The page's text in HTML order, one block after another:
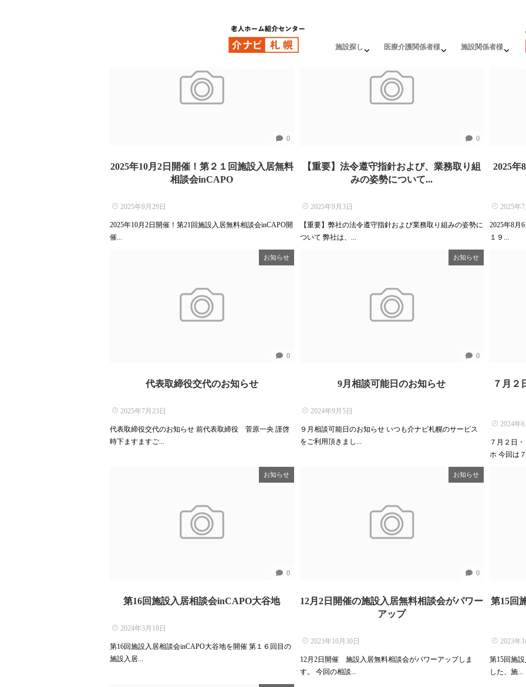
施設探し 医療介護関係者様 施設関係者様
お知らせ
0
2025年10月2日開催！第２１回施設入居無料
相談会inCAPO
2025年9月29日
2025年10月2日開催！第21回施設入居無料相談会inCAPO開
催...
0
【重要】法令遵守指針および、業務取り組
みの姿勢について...
2025年9月3日
【重要】弊社の法令遵守指針および業務取り組みの姿勢に
ついて 弊社は、...
2025年
2025年7
2025年8月
１９...
お知らせ
0
代表取締役交代のお知らせ
2025年7月23日
代表取締役交代のお知らせ 前代表取締役 菅原一央 謹啓
時下ますますご...
お知らせ
0
9月相談可能日のお知らせ
2024年9月5日
９月相談可能日のお知らせ いつも介ナビ札幌のサービス
をご利用頂きまし...
７月２
2024年6
７月２日
ホ 今回は
お知らせ
0
第16回施設入居相談会inCAPO大谷地
2024年3月18日
第16回施設入居相談会inCAPO大谷地を開催 第１６回目の
施設入居...
お知らせ
0
12月2日開催の施設入居無料相談会がパワー
アップ
2023年10月30日
12月2日開催 施設入居無料相談会がパワーアップしま
す。 今回の相談...
第15回
2023年
第15回施
した、施...